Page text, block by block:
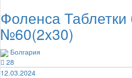
Фоленса
№60(2x30)
Болгария
28
12.03.2024